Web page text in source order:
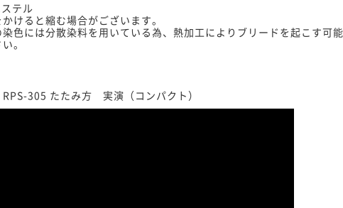
テル
けると縮む場合がございます。
色には分散染料を用いている為、熱加工によりブリードを起こす可
。
RPS-305 たたみ方 実演（コンパクト）